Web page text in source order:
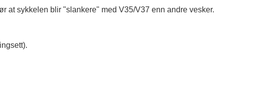
at sykkelen blir "slankere" med V35/V37 enn andre vesker.